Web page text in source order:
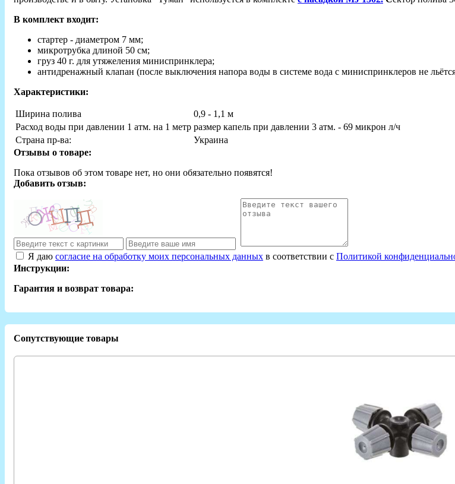
В комплект входит:
стартер - диаметром 7 мм;
микротрубка длиной 50 см;
груз 40 г. для утяжеления миниспринклера;
антидренажный клапан (после выключения напора воды в системе вода с миниспринклеров не
Характеристики:
Ширина полива
0,9 - 1,1 м
Расход воды при давлении 1 атм. на 1 метр размер капель при давлении 3 атм. - 69 микрон л/ч
Страна пр-ва:
Украина
Отзывы о товаре:
Пока отзывов об этом товаре нет, но они обязательно появятся!
Добавить отзыв:
Я даю согласие на обработку моих персональных данных в соответствии с Политикой
Инструкции:
Гарантия и возврат товара:
Сопутствующие товары